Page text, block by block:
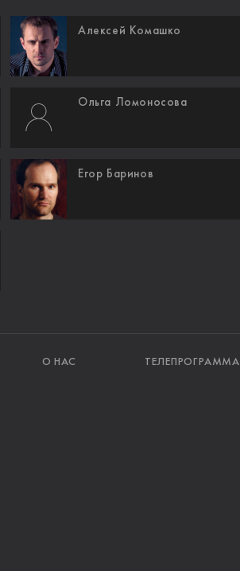
Алексей Комашко
Ольга Ломоносова
Егор Баринов
О НАС ТЕЛЕПРОГРАММА